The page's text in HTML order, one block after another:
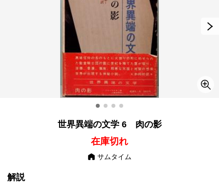
世界異端の文学 6 肉の影
在庫切れ
サムタイム
解説